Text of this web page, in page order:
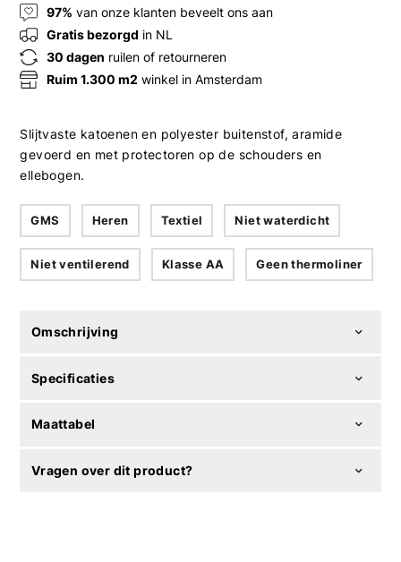
97% van onze klanten beveelt ons aan
Gratis bezorgd in NL
30 dagen ruilen of retourneren
Ruim 1.300 m2 winkel in Amsterdam
Slijtvaste katoenen en polyester buitenstof, aramide
gevoerd en met protectoren op de schouders en
ellebogen.
GMS Heren Textiel Niet waterdicht
Niet ventilerend Klasse AA Geen thermoliner
Omschrijving
Specificaties
Maattabel
Vragen over dit product?